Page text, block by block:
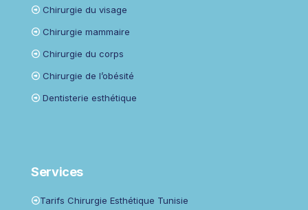
Chirurgie du visage
Chirurgie mammaire
Chirurgie du corps
Chirurgie de l’obésité
Dentisterie esthétique
Services
Tarifs Chirurgie Esthétique Tunisie